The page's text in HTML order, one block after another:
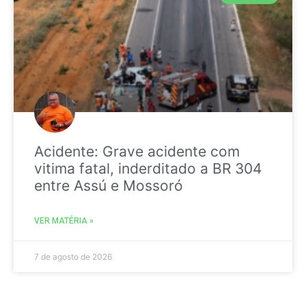
Acidente: Grave acidente com
vitima fatal, inderditado a BR 304
entre Assú e Mossoró
VER MATÉRIA »
7 de agosto de 2026